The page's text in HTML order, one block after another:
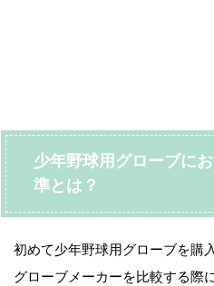
少年野球用グローブに
準とは？
初めて少年野球用グローブを購
グローブメーカーを比較する際